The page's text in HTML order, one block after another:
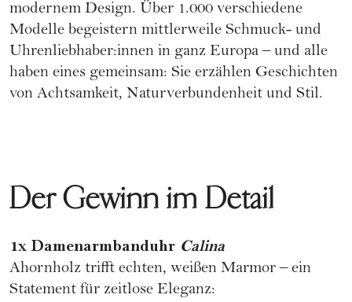
modernem Design. Über 1.000 verschiedene
Modelle begeistern mittlerweile Schmuck- und
Uhrenliebhaber:innen in ganz Europa – und alle
haben eines gemeinsam: Sie erzählen Geschichten
von Achtsamkeit, Naturverbundenheit und Stil.
Der Gewinn im Detail
1x Damenarmbanduhr Calina
Ahornholz trifft echten, weißen Marmor – ein
Statement für zeitlose Eleganz: